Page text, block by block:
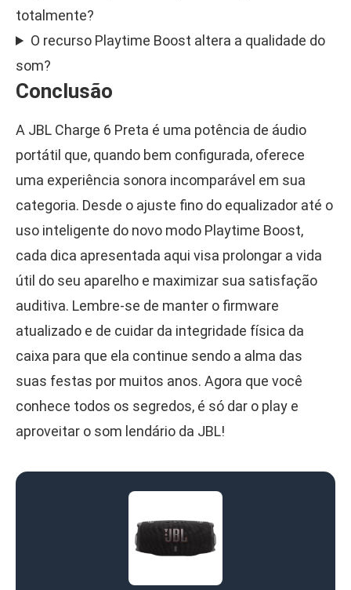
totalmente?
O recurso Playtime Boost altera a qualidade do
som?
Conclusão
A JBL Charge 6 Preta é uma potência de áudio
portátil que, quando bem configurada, oferece
uma experiência sonora incomparável em sua
categoria. Desde o ajuste fino do equalizador até o
uso inteligente do novo modo Playtime Boost,
cada dica apresentada aqui visa prolongar a vida
útil do seu aparelho e maximizar sua satisfação
auditiva. Lembre-se de manter o firmware
atualizado e de cuidar da integridade física da
caixa para que ela continue sendo a alma das
suas festas por muitos anos. Agora que você
conhece todos os segredos, é só dar o play e
aproveitar o som lendário da JBL!